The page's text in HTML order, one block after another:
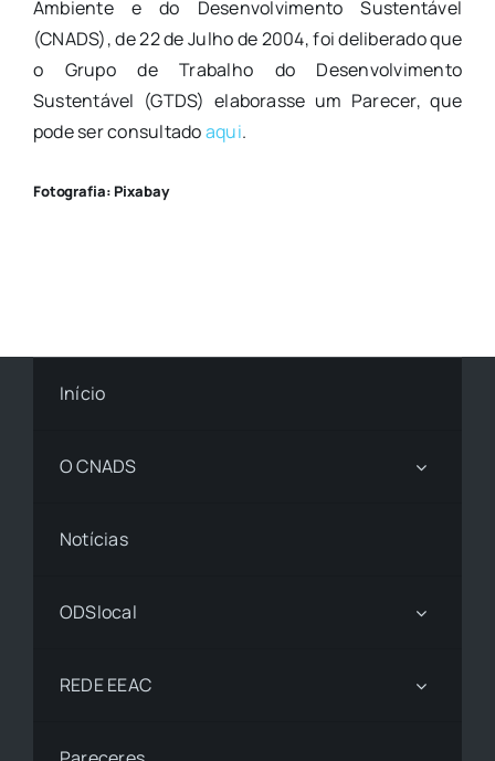
Ambiente e do Desenvolvimento Sustentável
(CNADS), de 22 de Julho de 2004, foi deliberado que
o Grupo de Trabalho do Desenvolvimento
Sustentável (GTDS) elaborasse um Parecer, que
pode ser consultadoaqui.
Fotografia: Pixabay
Início
O CNADS
Notícias
ODSlocal
REDE EEAC